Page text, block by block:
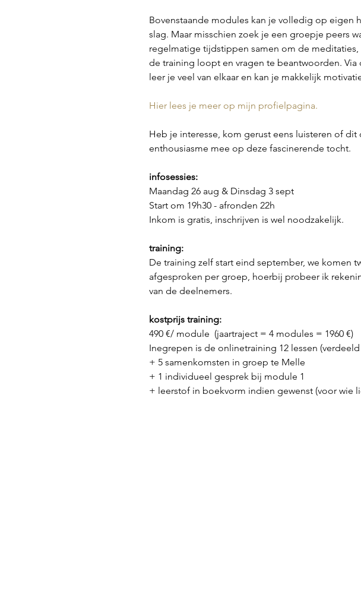
Bovenstaande modules kan je volledig op eigen
slag. Maar misschien zoek je een groepje peers
regelmatige tijdstippen samen om de
de training loopt en vragen te beantwoorden.
leer je veel van elkaar en kan je makkelijk
Hier lees je meer op mijn profielpagina.
Heb je interesse, kom gerust eens luisteren of
enthousiasme mee op deze fascinerende tocht.
infosessies:
Maandag 26 aug & Dinsdag 3 sept
Start om 19h30 - afronden 22h
Inkom is gratis, inschrijven is wel noodzakelijk.
training:
De training zelf start eind september, we komen
afgesproken per groep, hoerbij probeer ik
van de deelnemers.
kostprijs training:
490 €/ module  (jaartraject = 4 modules = 1960 €)
Inegrepen is de onlinetraining 12 lessen (verdeeld
+ 5 samenkomsten in groep te Melle
+ 1 individueel gesprek bij module 1
+ leerstof in boekvorm indien gewenst (voor wie